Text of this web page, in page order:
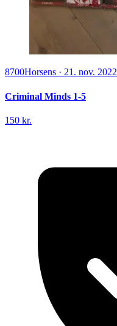
8700Horsens · 21. nov. 2022
Criminal Minds 1-5
150 kr.